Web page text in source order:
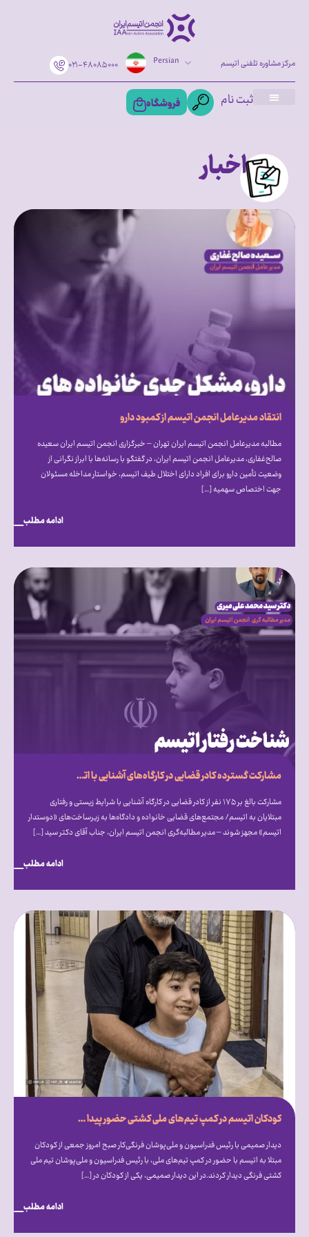
۰۲۱-۴۸۰۸۵۰۰۰ Persian مرکز مشاوره تلفنی اتیسم
ثبت نام فروشگاه
اخبار
انتقاد مدیرعامل انجمن اتیسم از کمبود دارو
مطالبه مدیرعامل انجمن اتیسم ایران تهران – خبرگزاری انجمن اتیسم ایران سعیده
صالح‌غفاری، مدیرعامل انجمن اتیسم ایران، در گفتگو با رسانه‌ها با ابراز نگرانی از
وضعیت تأمین دارو برای افراد دارای اختلال طیف اتیسم، خواستار مداخله مسئولان
جهت اختصاص سهمیه […]
ادامه مطلب
مشارکت گسترده کادر قضایی در کارگاه‌های آشنایی با اتیسم؛ فراخوان انجمن اتیسم برای ایجاد مجتمع‌های قضایی «دوستدار اتیسم»
مشارکت بالغ بر ۱۷۵ نفر از کادر قضایی در کارگاه آشنایی با شرایط زیستی و رفتاری
مبتلایان به اتیسم/ مجتمع‌های قضایی خانواده و دادگاه‌ها به زیرساخت‌های «دوستدار
اتیسم» مجهز شوند – مدیر مطالبه‌گری انجمن اتیسم ایران، جناب آقای دکتر سید […]
ادامه مطلب
کودکان اتیسم در کمپ تیم‌های ملی کشتی حضور پیدا کردند
دیدار صمیمی با رئیس فدراسیون و ملی‌پوشان فرنگی‌کار صبح امروز جمعی از کودکان
مبتلا به اتیسم با حضور در کمپ تیم‌های ملی، با رئیس فدراسیون و ملی‌پوشان تیم ملی
کشتی فرنگی دیدار کردند.در این دیدار صمیمی، یکی از کودکان در […]
ادامه مطلب